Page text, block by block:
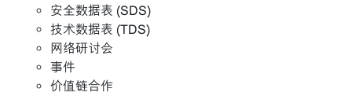
安全数据表 (SDS)
技术数据表 (TDS)
网络研讨会
事件
价值链合作